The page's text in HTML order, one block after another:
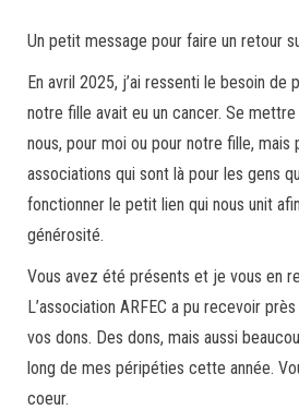
Un petit message pour faire un retour
En avril 2025, j’ai ressenti le besoin de
notre fille avait eu un cancer. Se mettre
nous, pour moi ou pour notre fille, mais
associations qui sont là pour les gens
fonctionner le petit lien qui nous unit
générosité.
Vous avez été présents et je vous en
L’association ARFEC a pu recevoir
vos dons. Des dons, mais aussi
long de mes péripéties cette année.
coeur.